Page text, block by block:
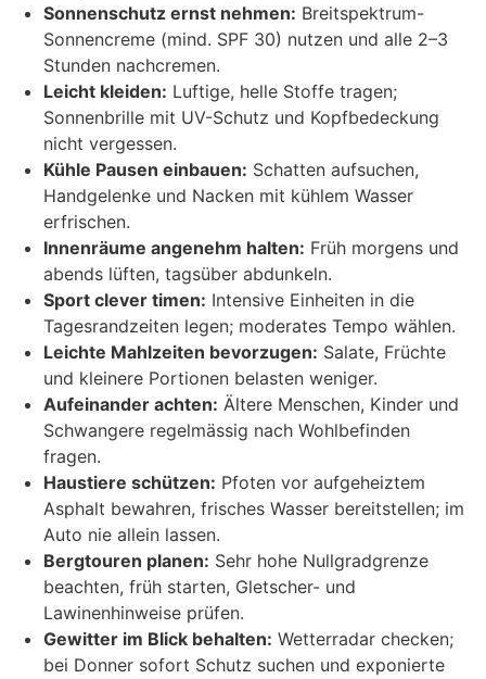
Sonnenschutz ernst nehmen: Breitspektrum-
Sonnencreme (mind. SPF 30) nutzen und alle 2–3
Stunden nachcremen.
Leicht kleiden: Luftige, helle Stoffe tragen;
Sonnenbrille mit UV-Schutz und Kopfbedeckung
nicht vergessen.
Kühle Pausen einbauen: Schatten aufsuchen,
Handgelenke und Nacken mit kühlem Wasser
erfrischen.
Innenräume angenehm halten: Früh morgens und
abends lüften, tagsüber abdunkeln.
Sport clever timen: Intensive Einheiten in die
Tagesrandzeiten legen; moderates Tempo wählen.
Leichte Mahlzeiten bevorzugen: Salate, Früchte
und kleinere Portionen belasten weniger.
Aufeinander achten: Ältere Menschen, Kinder und
Schwangere regelmässig nach Wohlbefinden
fragen.
Haustiere schützen: Pfoten vor aufgeheiztem
Asphalt bewahren, frisches Wasser bereitstellen; im
Auto nie allein lassen.
Bergtouren planen: Sehr hohe Nullgradgrenze
beachten, früh starten, Gletscher- und
Lawinenhinweise prüfen.
Gewitter im Blick behalten: Wetterradar checken;
bei Donner sofort Schutz suchen und exponierte